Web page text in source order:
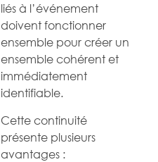
liés à l’événement
doivent fonctionner
ensemble pour créer un
ensemble cohérent et
immédiatement
identifiable.
Cette continuité
présente plusieurs
avantages :